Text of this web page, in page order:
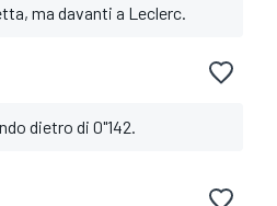
ma davanti a Leclerc.
dietro di 0"142.